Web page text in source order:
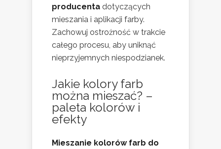
producenta dotyczących
mieszania i aplikacji farby.
Zachowuj ostrożność w trakcie
całego procesu, aby uniknąć
nieprzyjemnych niespodzianek.
Jakie kolory farb
można mieszać? –
paleta kolorów i
efekty
Mieszanie kolorów farb do